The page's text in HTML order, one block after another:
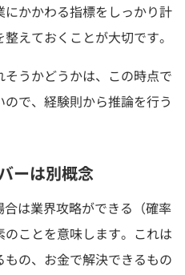
かかわる指標をしっかり計
えておくことが大切です。
うかどうかは、この時点で
で、経験則から推論を行う
ーは別概念
は業界攻略ができる（確率
ことを意味します。これは
の、お金で解決できるもの